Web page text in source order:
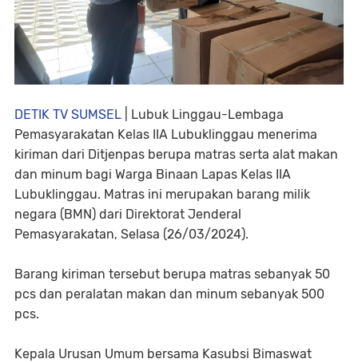
DETIK TV SUMSEL | Lubuk Linggau-Lembaga
Pemasyarakatan Kelas IIA Lubuklinggau menerima
kiriman dari Ditjenpas berupa matras serta alat makan
dan minum bagi Warga Binaan Lapas Kelas IIA
Lubuklinggau. Matras ini merupakan barang milik
negara (BMN) dari Direktorat Jenderal
Pemasyarakatan, Selasa (26/03/2024).
Barang kiriman tersebut berupa matras sebanyak 50
pcs dan peralatan makan dan minum sebanyak 500
pcs.
Kepala Urusan Umum bersama Kasubsi Bimaswat